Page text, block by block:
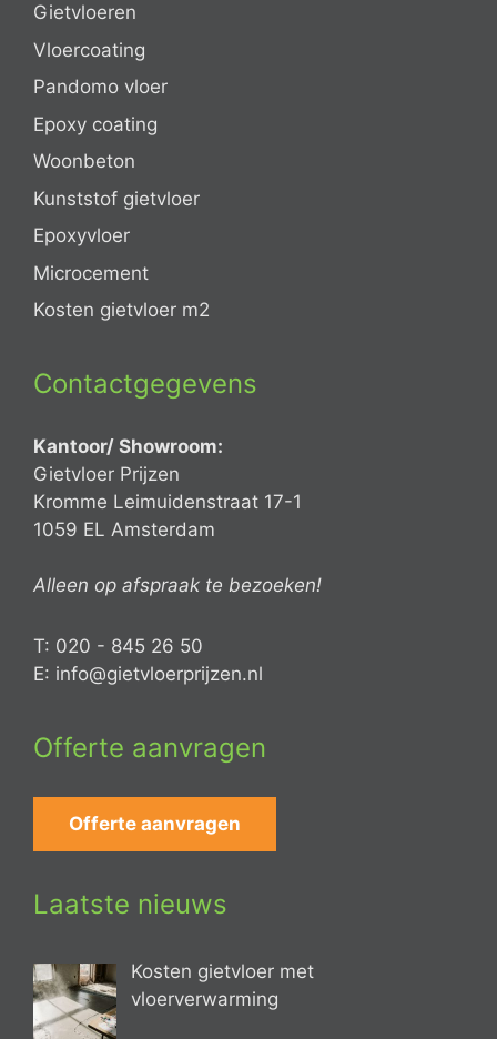
Gietvloeren
Vloercoating
Pandomo vloer
Epoxy coating
Woonbeton
Kunststof gietvloer
Epoxyvloer
Microcement
Kosten gietvloer m2
Contactgegevens
Kantoor/ Showroom:
Gietvloer Prijzen
Kromme Leimuidenstraat 17-1
1059 EL Amsterdam
Alleen op afspraak te bezoeken!
T: 020 - 845 26 50
E: info@gietvloerprijzen.nl
Offerte aanvragen
Offerte aanvragen
Laatste nieuws
Kosten gietvloer met
vloerverwarming